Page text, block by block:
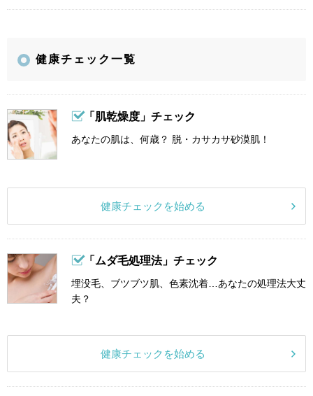
健康チェック一覧
「肌乾燥度」チェック
あなたの肌は、何歳？ 脱・カサカサ砂漠肌！
健康チェックを始める
「ムダ毛処理法」チェック
埋没毛、ブツブツ肌、色素沈着…あなたの処理法大丈
夫？
健康チェックを始める